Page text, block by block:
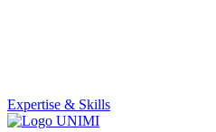
Expertise & Skills